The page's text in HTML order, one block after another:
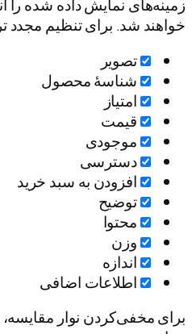
زمینه‌های نمایش داده شده را
خواهند شد. برای تنظیم مجدد
تصویر
شناسۀ محصول
امتیاز
قيمت
موجودی
دسترسی
افزودن به سبد خرید
توضیح
محتوا
وزن
اندازه
اطلاعات اضافی
برای مخفی‌کردن نوار مقایسه،